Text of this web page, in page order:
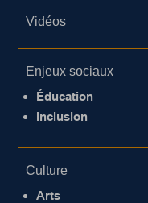
Vidéos
Enjeux sociaux
Éducation
Inclusion
Culture
Arts